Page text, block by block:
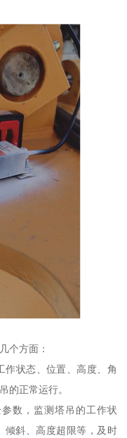
个方面：
作状态、位置、高度、角
的正常运行。
数，监测塔吊的工作状
倾斜、高度超限等，及时